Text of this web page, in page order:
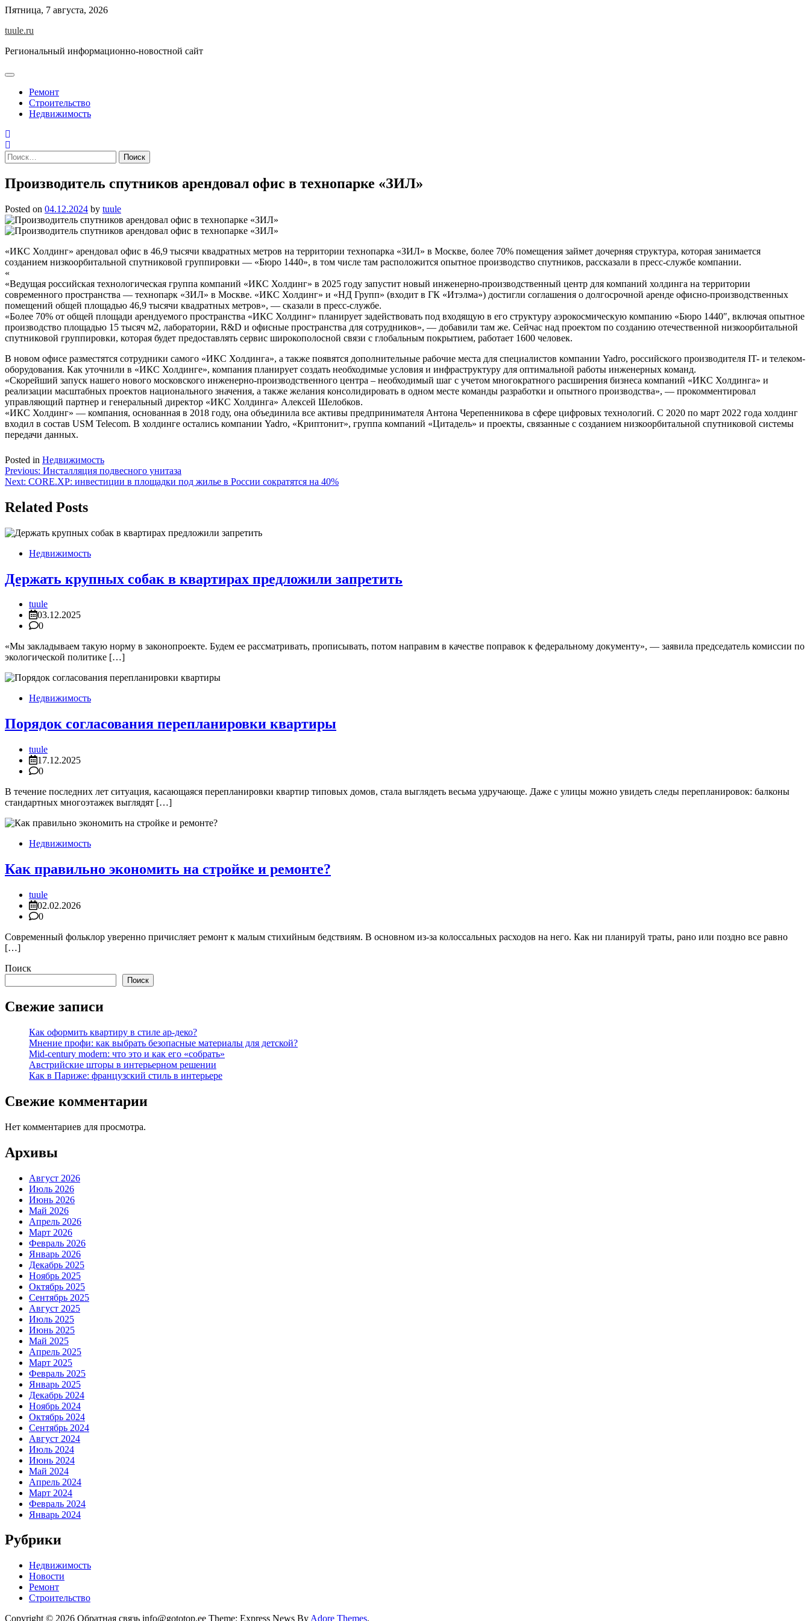
Skip
content
Пятница, 7 августа, 2026
tuule.ru
Региональный информационно-новостной сайт
Ремонт
Строительство
Недвижимость
Найти:
Производитель спутников арендовал офис в технопарке «ЗИЛ»
Posted on 04.12.2024 by tuule
«ИКС Холдинг» арендовал офис в 46,9 тысячи квадратных метров на территории технопарка «ЗИЛ» в Москве, более 70% помещения займет дочерняя структура, которая занимается
созданием низкоорбитальной спутниковой группировки — «Бюро 1440», в том числе там расположится опытное производство спутников, рассказали в пресс-службе компании.
«
«Ведущая российская технологическая группа компаний «ИКС Холдинг» в 2025 году запустит новый инженерно-производственный центр для компаний холдинга на территории
современного пространства — технопарк «ЗИЛ» в Москве. «ИКС Холдинг» и «НД Групп» (входит в ГК «Итэлма») достигли соглашения о долгосрочной аренде офисно-производственных
помещений общей площадью 46,9 тысячи квадратных метров», — сказали в пресс-службе.
«Более 70% от общей площади арендуемого пространства «ИКС Холдинг» планирует задействовать под входящую в его структуру аэрокосмическую компанию «Бюро 1440″, включая опытное
производство площадью 15 тысяч м2, лаборатории, R&D и офисные пространства для сотрудников», — добавили там же. Сейчас над проектом по созданию отечественной низкоорбитальной
спутниковой группировки, которая будет предоставлять сервис широкополосной связи с глобальным покрытием, работает 1600 человек.
В новом офисе разместятся сотрудники самого «ИКС Холдинга», а также появятся дополнительные рабочие места для специалистов компании Yadro, российского производителя IT- и телеком-
оборудования. Как уточнили в «ИКС Холдинге», компания планирует создать необходимые условия и инфраструктуру для оптимальной работы инженерных команд.
«Скорейший запуск нашего нового московского инженерно-производственного центра – необходимый шаг с учетом многократного расширения бизнеса компаний «ИКС Холдинга» и
реализации масштабных проектов национального значения, а также желания консолидировать в одном месте команды разработки и опытного производства», — прокомментировал
управляющий партнер и генеральный директор «ИКС Холдинга» Алексей Шелобков.
«ИКС Холдинг» — компания, основанная в 2018 году, она объединила все активы предпринимателя Антона Черепенникова в сфере цифровых технологий. С 2020 по март 2022 года холдинг
входил в состав USM Telecom. В холдинге остались компании Yadro, «Криптонит», группа компаний «Цитадель» и проекты, связанные с созданием низкоорбитальной спутниковой системы
передачи данных.
Posted in Недвижимость
Навигация
по
записям
Previous: Инсталляция подвесного унитаза
Next: CORE.XP: инвестиции в площадки под жилье в России сократятся на 40%
Related Posts
Недвижимость
Держать крупных собак в квартирах предложили запретить
tuule
03.12.2025
0
«Мы закладываем такую норму в законопроекте. Будем ее рассматривать, прописывать, потом направим в качестве поправок к федеральному документу», — заявила председатель комиссии по
экологической политике […]
Недвижимость
Порядок согласования перепланировки квартиры
tuule
17.12.2025
0
В течение последних лет ситуация, касающаяся перепланировки квартир типовых домов, стала выглядеть весьма удручающе. Даже с улицы можно увидеть следы перепланировок: балконы
стандартных многоэтажек выглядят […]
Недвижимость
Как правильно экономить на стройке и ремонте?
tuule
02.02.2026
0
Современный фольклор уверенно причисляет ремонт к малым стихийным бедствиям. В основном из-за колоссальных расходов на него. Как ни планируй траты, рано или поздно все равно
[…]
Поиск
Поиск
Свежие записи
Как оформить квартиру в стиле ар-деко?
Мнение профи: как выбрать безопасные материалы для детской?
Mid-century modern: что это и как его «собрать»
Австрийские шторы в интерьерном решении
Как в Париже: французский стиль в интерьере
Свежие комментарии
Нет комментариев для просмотра.
Архивы
Август 2026
Июль 2026
Июнь 2026
Май 2026
Апрель 2026
Март 2026
Февраль 2026
Январь 2026
Декабрь 2025
Ноябрь 2025
Октябрь 2025
Сентябрь 2025
Август 2025
Июль 2025
Июнь 2025
Май 2025
Апрель 2025
Март 2025
Февраль 2025
Январь 2025
Декабрь 2024
Ноябрь 2024
Октябрь 2024
Сентябрь 2024
Август 2024
Июль 2024
Июнь 2024
Май 2024
Апрель 2024
Март 2024
Февраль 2024
Январь 2024
Рубрики
Недвижимость
Новости
Ремонт
Строительство
Copyright © 2026 Обратная связь info@gototop.ee Theme: Express News By Adore Themes.